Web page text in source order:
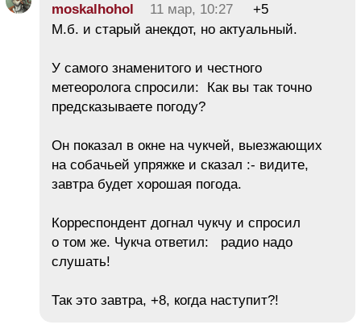
moskalhohol 11 мар, 10:27
+5
М.б. и старый анекдот, но актуальный.
У самого знаменитого и честного
метеоролога спросили: Как вы так точно
предсказываете погоду?
Он показал в окне на чукчей, выезжающих
на собачьей упряжке и сказал :- видите,
завтра будет хорошая погода.
Корреспондент догнал чукчу и спросил
о том же. Чукча ответил: радио надо
слушать!
Так это завтра, +8, когда наступит?!